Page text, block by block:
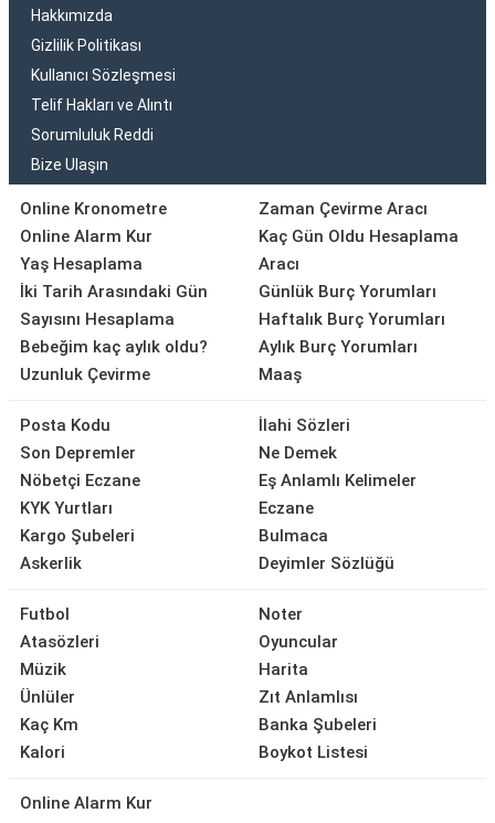
Hakkımızda
Gizlilik Politikası
Kullanıcı Sözleşmesi
Telif Hakları ve Alıntı
Sorumluluk Reddi
Bize Ulaşın
Online Kronometre
Online Alarm Kur
Yaş Hesaplama
İki Tarih Arasındaki Gün
Sayısını Hesaplama
Bebeğim kaç aylık oldu?
Uzunluk Çevirme
Zaman Çevirme Aracı
Kaç Gün Oldu Hesaplama
Aracı
Günlük Burç Yorumları
Haftalık Burç Yorumları
Aylık Burç Yorumları
Maaş
Posta Kodu
Son Depremler
Nöbetçi Eczane
KYK Yurtları
Kargo Şubeleri
Askerlik
İlahi Sözleri
Ne Demek
Eş Anlamlı Kelimeler
Eczane
Bulmaca
Deyimler Sözlüğü
Futbol
Atasözleri
Müzik
Ünlüler
Kaç Km
Kalori
Noter
Oyuncular
Harita
Zıt Anlamlısı
Banka Şubeleri
Boykot Listesi
Online Alarm Kur